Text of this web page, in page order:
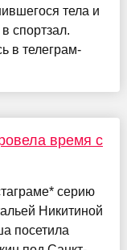
тела и
спортзал.
в телеграм-
время с
серию
Никитиной
посетила